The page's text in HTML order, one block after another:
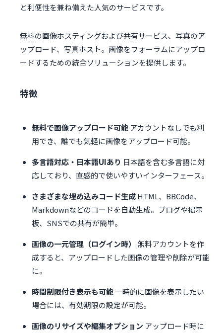
と利便性を兼ね備えた人気のサービスです。
無料の画像ホスティングおよび共有サービス、写真のア
ップロード、写真ホスト。画像をフォーラムにアップロ
ードするための統合ソリューションを提供します。
特徴
無料で画像アップロード可能 アカウントなしでも利
用でき、誰でも気軽に画像をアップロード可能。
多言語対応・日本語UIあり 日本語を含む多言語に対
応しており、直感的で使いやすいインターフェース。
さまざまな埋め込みコード生成HTML、BBCode、
Markdownなどのコードを自動生成。ブログや掲示
板、SNSでの共有が簡単。
画像の一元管理（ログイン時）
無料アカウントを作
成すると、アップロードした画像の管理や削除が可能
に。
時間制限付き表示も可能一時的に画像を表示したい
場合には、有効期限の設定が可能。
画像のリサイズや編集オプション アップロード時に